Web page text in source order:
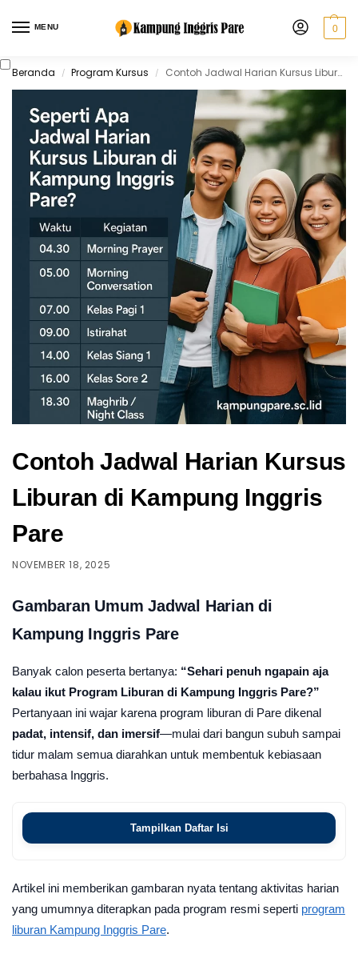
MENU 0
Beranda / Program Kursus / Contoh Jadwal Harian Kursus Liburan di Kampung Inggris Pare
Contoh Jadwal Harian Kursus
Liburan di Kampung Inggris
Pare
NOVEMBER 18, 2025
Gambaran Umum Jadwal Harian di
Kampung Inggris Pare
Banyak calon peserta bertanya: “Sehari penuh ngapain aja
kalau ikut Program Liburan di Kampung Inggris Pare?”
Pertanyaan ini wajar karena program liburan di Pare dikenal
padat, intensif, dan imersif—mulai dari bangun subuh sampai
tidur malam semua diarahkan untuk membentuk kebiasaan
berbahasa Inggris.
Tampilkan Daftar Isi
Artikel ini memberikan gambaran nyata tentang aktivitas harian
yang umumnya diterapkan pada program resmi seperti program
liburan Kampung Inggris Pare.